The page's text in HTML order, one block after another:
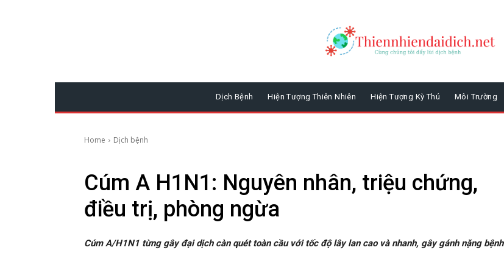
Dịch Bệnh Hiện Tượng Thiên Nhiên Hiện Tượng Kỳ Thú Môi Trường
Home Dịch bệnh
Cúm A H1N1: Nguyên nhân, triệu chứng,
điều trị, phòng ngừa
Cúm A/H1N1 từng gây đại dịch càn quét toàn cầu với tốc độ lây lan cao và nhanh, gây gánh nặng bệnh